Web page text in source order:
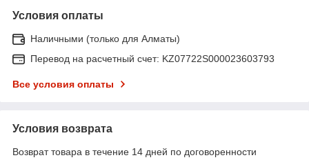
Условия оплаты
Наличными (только для Алматы)
Перевод на расчетный счет: KZ07722S000023603793
Все условия оплаты
Условия возврата
Возврат товара в течение 14 дней по договоренности